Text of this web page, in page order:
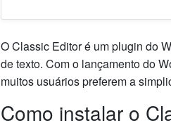
O Classic Editor é um plugin do
de texto. Com o lançamento do
muitos usuários preferem a
Como instalar o